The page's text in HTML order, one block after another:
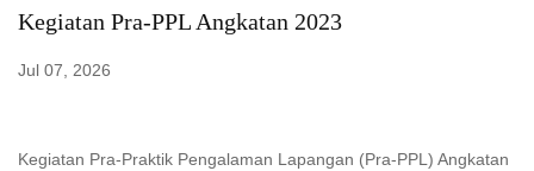
Kegiatan Pra-PPL Angkatan 2023
Jul 07, 2026
Kegiatan Pra-Praktik Pengalaman Lapangan (Pra-PPL) Angkatan